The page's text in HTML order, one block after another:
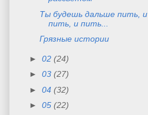
Ты будешь дальше пить, и
пить, и пить...
Грязные истории
► 02 (24)
► 03 (27)
► 04 (32)
► 05 (22)